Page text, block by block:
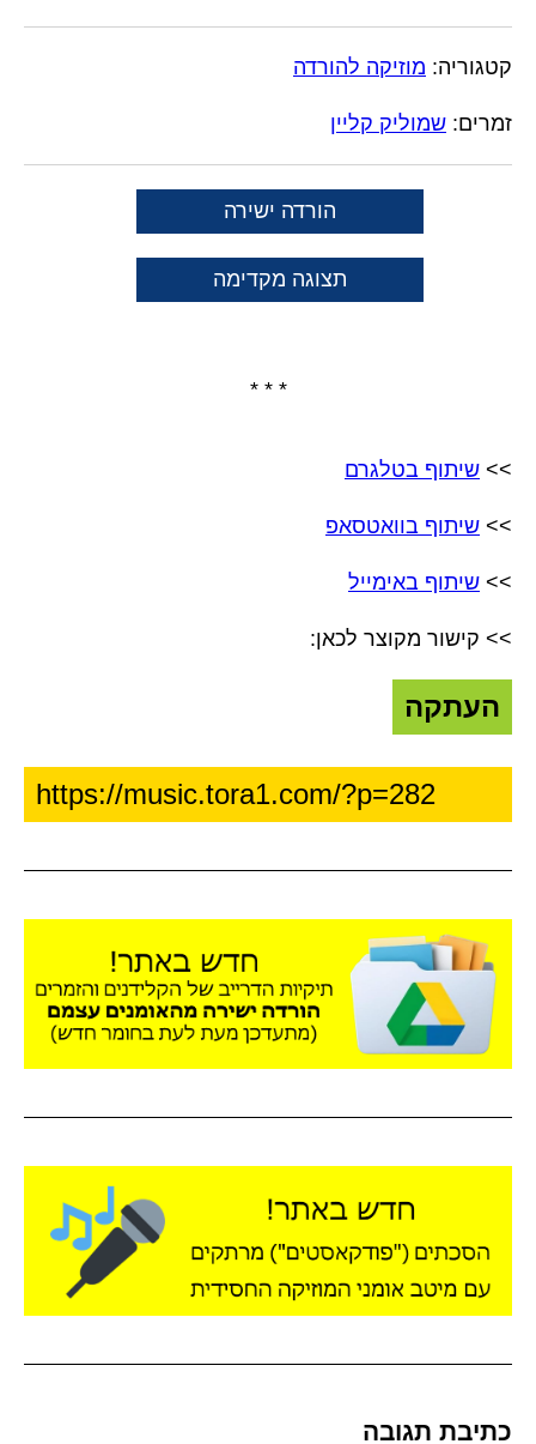
קטגוריה: מוזיקה להורדה
זמרים: שמוליק קליין
הורדה ישירה
תצוגה מקדימה
* * *
>> שיתוף בטלגרם
>> שיתוף בוואטסאפ
>> שיתוף באימייל
>> קישור מקוצר לכאן:
העתקה
כתיבת תגובה